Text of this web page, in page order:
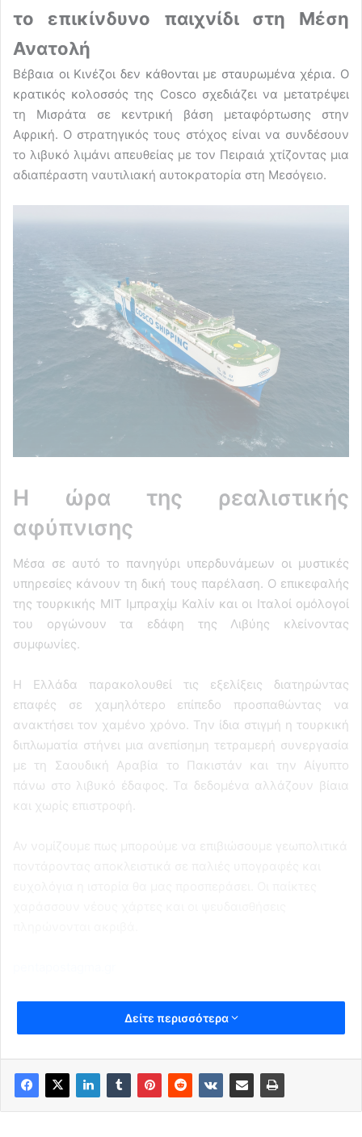
το επικίνδυνο παιχνίδι στη Μέση
Ανατολή
Βέβαια οι Κινέζοι δεν κάθονται με σταυρωμένα χέρια. Ο
κρατικός κολοσσός της Cosco σχεδιάζει να μετατρέψει
τη Μισράτα σε κεντρική βάση μεταφόρτωσης στην
Αφρική. Ο στρατηγικός τους στόχος είναι να συνδέσουν
το λιβυκό λιμάνι απευθείας με τον Πειραιά χτίζοντας μια
αδιαπέραστη ναυτιλιακή αυτοκρατορία στη Μεσόγειο.
Η ώρα της ρεαλιστικής
αφύπνισης
Μέσα σε αυτό το πανηγύρι υπερδυνάμεων οι μυστικές
υπηρεσίες κάνουν τη δική τους παρέλαση. Ο επικεφαλής
της τουρκικής ΜΙΤ Ιμπραχίμ Καλίν και οι Ιταλοί ομόλογοί
του οργώνουν τα εδάφη της Λιβύης κλείνοντας
συμφωνίες.
Η Ελλάδα παρακολουθεί τις εξελίξεις διατηρώντας
επαφές σε χαμηλότερο επίπεδο προσπαθώντας να
ανακτήσει τον χαμένο χρόνο. Την ίδια στιγμή η τουρκική
διπλωματία στήνει μια ανεπίσημη τετραμερή συνεργασία
με τη Σαουδική Αραβία το Πακιστάν και την Αίγυπτο
πάνω στο λιβυκό έδαφος. Τα δεδομένα αλλάζουν βίαια
και χωρίς επιστροφή.
Δείτε περισσότερα